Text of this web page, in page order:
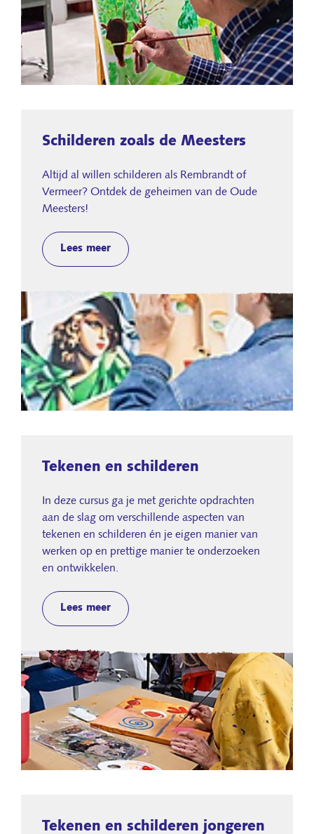
Schilderen zoals de Meesters
Altijd al willen schilderen als Rembrandt of
Vermeer? Ontdek de geheimen van de Oude
Meesters!
Lees meer
Tekenen en schilderen
In deze cursus ga je met gerichte opdrachten
aan de slag om verschillende aspecten van
tekenen en schilderen én je eigen manier van
werken op en prettige manier te onderzoeken
en ontwikkelen.
Lees meer
Tekenen en schilderen jongeren